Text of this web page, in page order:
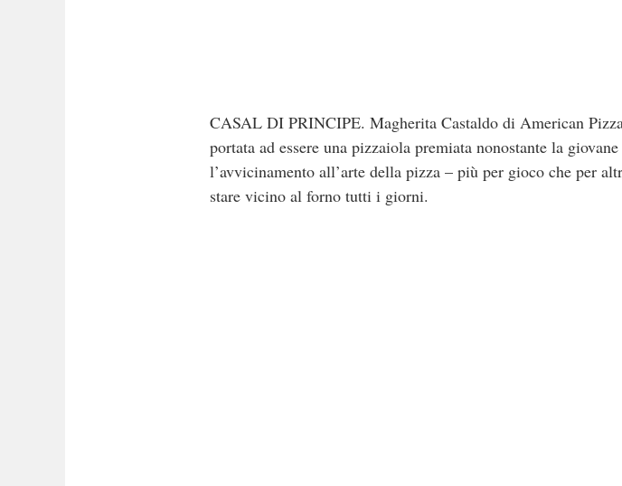
CASAL DI PRINCIPE. Magherita Castaldo di American
portata ad essere una pizzaiola premiata nonostante la
l’avvicinamento all’arte della pizza – più per gioco che per
stare vicino al forno tutti i giorni.